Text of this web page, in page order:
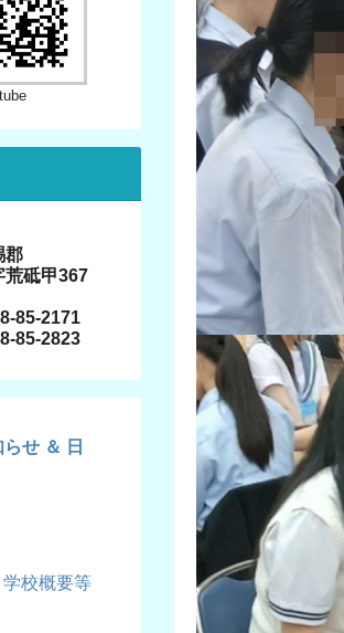
郡
砥甲367
85-2171
85-2823
せ ＆ 日
校概要等